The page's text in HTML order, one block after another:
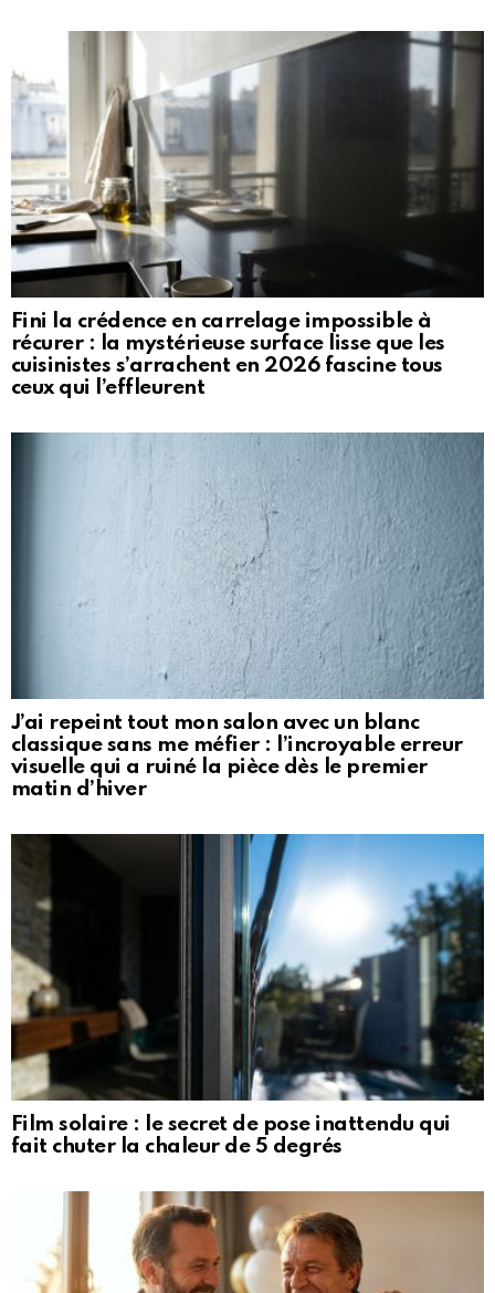
Fini la crédence en carrelage impossible à
récurer : la mystérieuse surface lisse que les
cuisinistes s’arrachent en 2026 fascine tous
ceux qui l’effleurent
J’ai repeint tout mon salon avec un blanc
classique sans me méfier : l’incroyable erreur
visuelle qui a ruiné la pièce dès le premier
matin d’hiver
Film solaire : le secret de pose inattendu qui
fait chuter la chaleur de 5 degrés